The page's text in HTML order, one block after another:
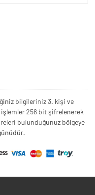
bilgileriniz 3. kişi ve
işlemler 256 bit şifrelenerek
bulunduğunuz bölgeye